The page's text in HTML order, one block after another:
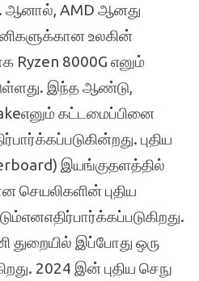
AMD ஆனது
உலகின்
Ryzen 8000G எனும்
இந்த ஆண்டு,
கட்டமைப்பினை
புதிய
இயங்குதளத்தில்
புதிய
இப்போது ஒரு
2024 இன் புதிய செநு